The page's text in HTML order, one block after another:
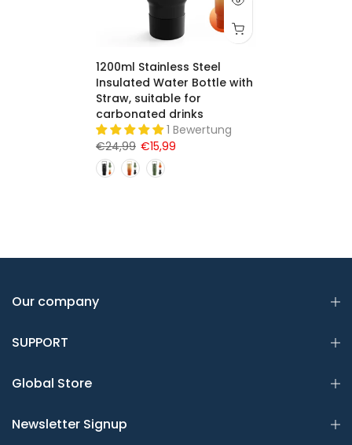
1200ml Stainless Steel
Insulated Water Bottle with
Straw, suitable for
carbonated drinks
1 Bewertung
€24,99 €15,99
Our company
SUPPORT
Global Store
Newsletter Signup